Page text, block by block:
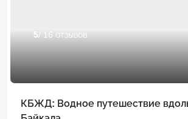
5/ 16 отзывов
КБЖД: Водное путешествие